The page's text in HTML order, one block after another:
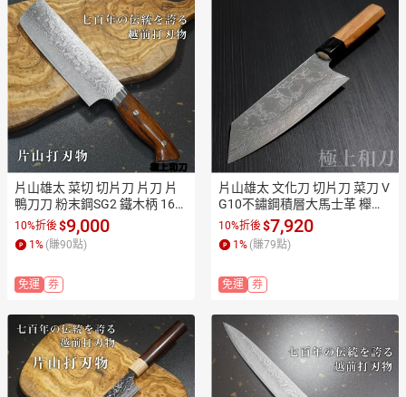
片山雄太 菜切 切片刀 片刀 片
鴨刀刀 粉末鋼SG2 鐵木柄 160
mm【極上和刀】【日本高品
質菜刀】【APP滿額下單10%
點數(單一帳號最高1500點)】
10%折後$9,000
1% (賺90點)
免運 券
片山雄太 文化刀 切片刀 菜刀 V
G10不鏽鋼積層大馬士革 櫸木
柄 165mm【極上和刀】【日本
高品質菜刀】【APP滿額下單1
0%點數(單一帳號最高1500
10%折後$7,920
1% (賺79點)
免運 券